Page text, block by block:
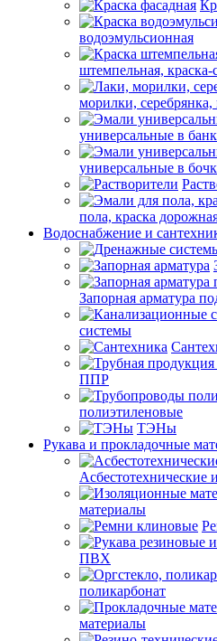
водоэмульсионная
штемпельная, краска-
морилки,
универсальные в
универсальные в
пола, краска
Водоснабжение и
Запорная арматура
системы
ППР
полиэтиленовые
ТЭНы
Рукава и прокладочные
Асбестотехнические
материалы
ПВХ
поликарбонат
материалы